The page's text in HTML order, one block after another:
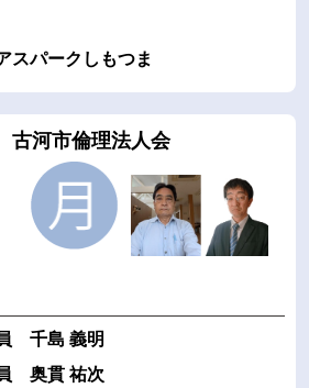
スパークしもつま
古河市倫理法人会
千島 義明
奥貫 祐次